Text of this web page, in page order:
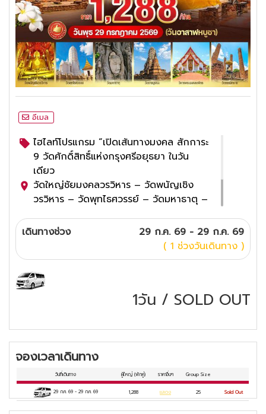
อีเมล
ไฮไลท์โปรแกรม “เปิดเส้นทางมงคล สักการะ
9 วัดศักดิ์สิทธิ์แห่งกรุงศรีอยุธยา ในวัน
เดียว
วัดใหญ่ชัยมงคลวรวิหาร – วัดพนัญเชิง
วรวิหาร – วัดพุทไธศวรรย์ – วัดมหาธาตุ –
พระศรีสรรญเพชญ์ – วัดหน้าพระเมรุ - วัด
เดินทางช่วง
29 ก.ค. 69 - 29 ก.ค. 69
( 1 ช่วงวันเดินทาง )
1วัน / SOLD OUT
จองเวลาเดินทาง
วันที่เดินทาง ผู้ใหญ่(พักคู่) ราคาอื่นๆ Group Size
29 ก.ค. 69- 29 ก.ค. 69 1,288 แสดง 25 Sold Out